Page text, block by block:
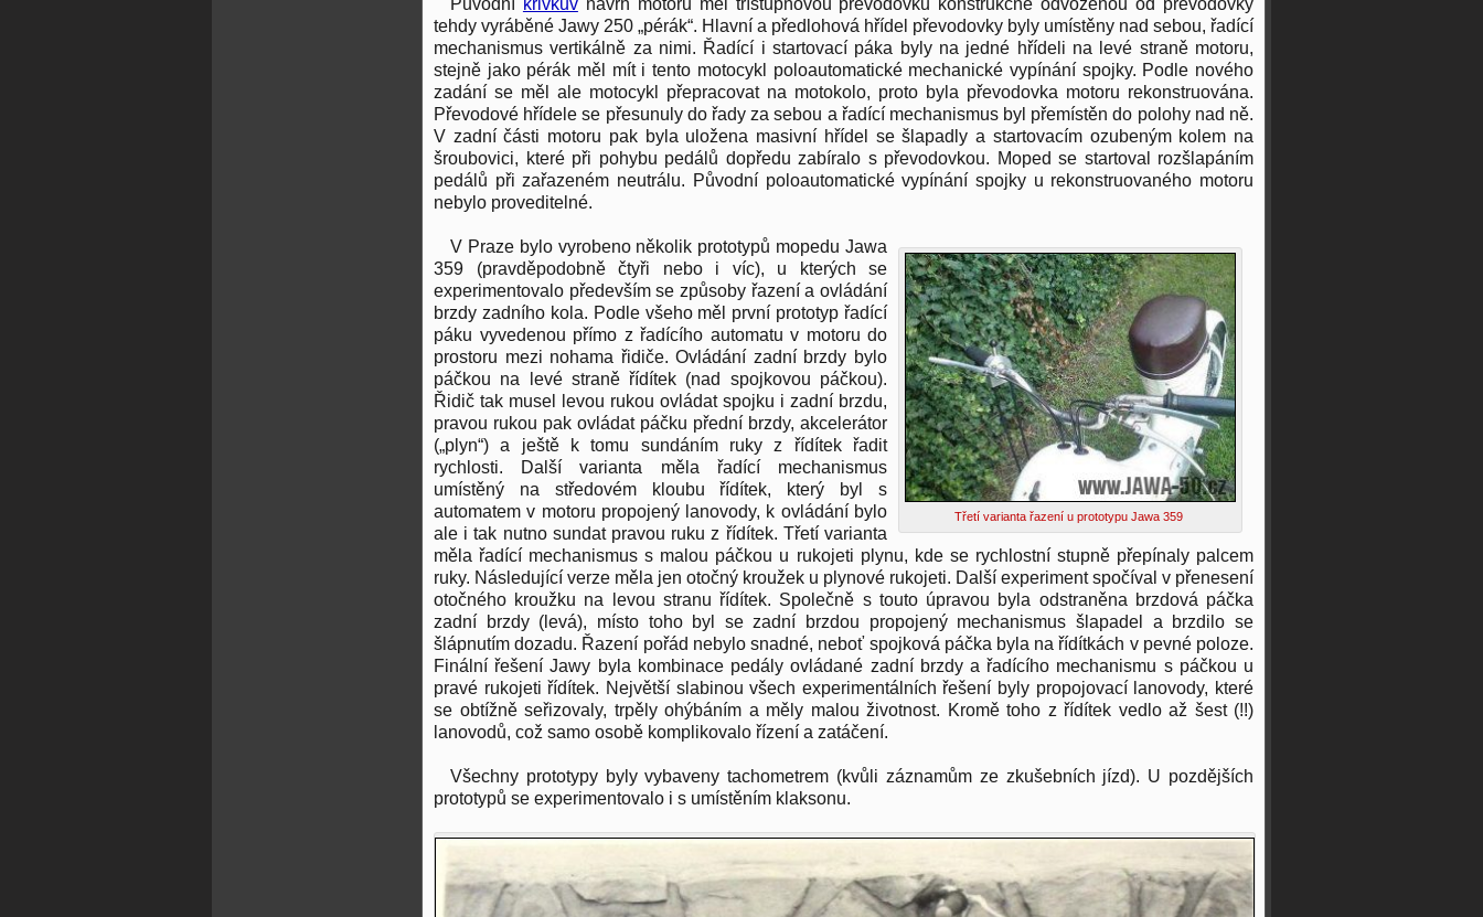
tehdy vyráběné Jawy 250 „pérák“. Hlavní a předlohová hřídel převodovky byly umístěny nad sebou, řadící
mechanismus vertikálně za nimi. Řadící i startovací páka byly na jedné hřídeli na levé straně motoru,
stejně jako pérák měl mít i tento motocykl poloautomatické mechanické vypínání spojky. Podle nového
zadání se měl ale motocykl přepracovat na motokolo, proto byla převodovka motoru rekonstruována.
Převodové hřídele se přesunuly do řady za sebou a řadící mechanismus byl přemístěn do polohy nad ně.
V zadní části motoru pak byla uložena masivní hřídel se šlapadly a startovacím ozubeným kolem na
šroubovici, které při pohybu pedálů dopředu zabíralo s převodovkou. Moped se startoval rozšlapáním
pedálů při zařazeném neutrálu. Původní poloautomatické vypínání spojky u rekonstruovaného motoru
nebylo proveditelné.
Třetí varianta řazení u prototypu Jawa 359
V Praze bylo vyrobeno několik prototypů mopedu Jawa
359 (pravděpodobně čtyři nebo i víc), u kterých se
experimentovalo především se způsoby řazení a ovládání
brzdy zadního kola. Podle všeho měl první prototyp řadící
páku vyvedenou přímo z řadícího automatu v motoru do
prostoru mezi nohama řidiče. Ovládání zadní brzdy bylo
páčkou na levé straně řídítek (nad spojkovou páčkou).
Řidič tak musel levou rukou ovládat spojku i zadní brzdu,
pravou rukou pak ovládat páčku přední brzdy, akcelerátor
(„plyn“) a ještě k tomu sundáním ruky z řídítek řadit
rychlosti. Další varianta měla řadící mechanismus
umístěný na středovém kloubu řídítek, který byl s
automatem v motoru propojený lanovody, k ovládání bylo
ale i tak nutno sundat pravou ruku z řídítek. Třetí varianta
měla řadící mechanismus s malou páčkou u rukojeti plynu, kde se rychlostní stupně přepínaly palcem
ruky. Následující verze měla jen otočný kroužek u plynové rukojeti. Další experiment spočíval v přenesení
otočného kroužku na levou stranu řídítek. Společně s touto úpravou byla odstraněna brzdová páčka
zadní brzdy (levá), místo toho byl se zadní brzdou propojený mechanismus šlapadel a brzdilo se
šlápnutím dozadu. Řazení pořád nebylo snadné, neboť spojková páčka byla na řídítkách v pevné poloze.
Finální řešení Jawy byla kombinace pedály ovládané zadní brzdy a řadícího mechanismu s páčkou u
pravé rukojeti řídítek. Největší slabinou všech experimentálních řešení byly propojovací lanovody, které
se obtížně seřizovaly, trpěly ohýbáním a měly malou životnost. Kromě toho z řídítek vedlo až šest (!!)
lanovodů, což samo osobě komplikovalo řízení a zatáčení.
Všechny prototypy byly vybaveny tachometrem (kvůli záznamům ze zkušebních jízd). U pozdějších
prototypů se experimentovalo i s umístěním klaksonu.